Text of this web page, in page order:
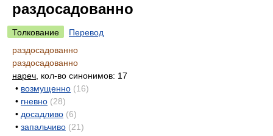
раздосадованно
Толкование
Перевод
раздосадованно
раздосадованно
нареч , кол-во синонимов: 17
• возмущенно (16)
• гневно (28)
• досадливо (6)
• запальчиво (21)